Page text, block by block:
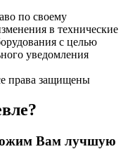
по своему
в технические
с целью
уведомления
защищены
Вам лучшую